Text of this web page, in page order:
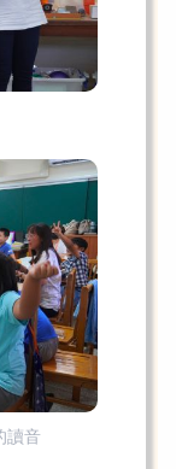
讀音